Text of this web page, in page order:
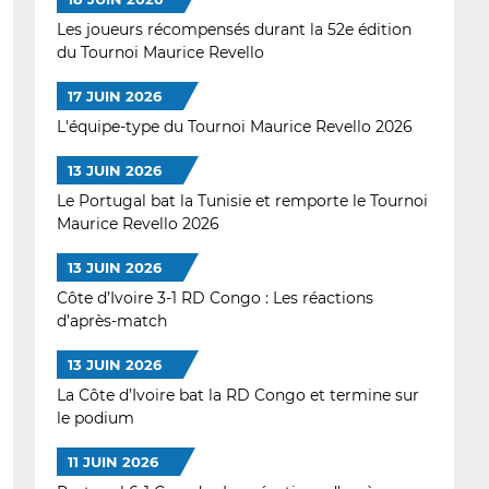
Les joueurs récompensés durant la 52e édition
du Tournoi Maurice Revello
17 JUIN 2026
L'équipe-type du Tournoi Maurice Revello 2026
13 JUIN 2026
Le Portugal bat la Tunisie et remporte le Tournoi
Maurice Revello 2026
13 JUIN 2026
Côte d’Ivoire 3-1 RD Congo : Les réactions
d’après-match
13 JUIN 2026
La Côte d’Ivoire bat la RD Congo et termine sur
le podium
11 JUIN 2026